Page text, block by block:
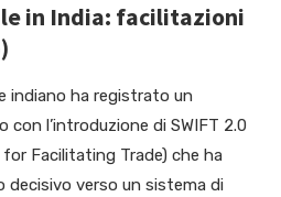
in India: facilitazioni
indiano ha registrato un
l’introduzione di SWIFT 2.0
Facilitating Trade) che ha
decisivo verso un sistema di